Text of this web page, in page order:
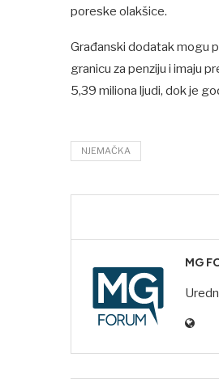
poreske olakšice.
Građanski dodatak mogu
granicu za penziju i imaju
5,39 miliona ljudi, dok je
NJEMAČKA
MG